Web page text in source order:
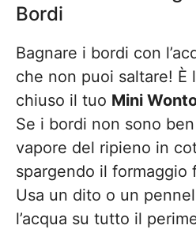
Bordi
Bagnare i bordi con
che non puoi saltare! È
chiuso il tuo Mini
Se i bordi non sono
vapore del ripieno in
spargendo il formaggio
Usa un dito o un
l’acqua su tutto il